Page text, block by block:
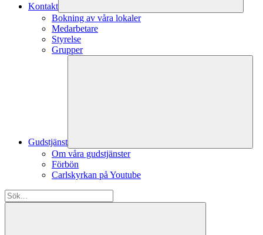
Kontakt
Bokning av våra lokaler
Medarbetare
Styrelse
Grupper
Gudstjänst
Om våra gudstjänster
Förbön
Carlskyrkan på Youtube